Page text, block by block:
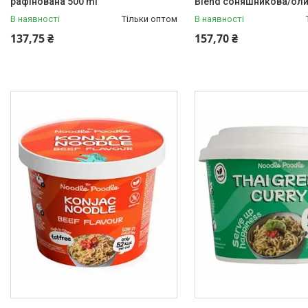
В наявності Тільки оптом
137,75 ₴
В наявності
157,70 ₴